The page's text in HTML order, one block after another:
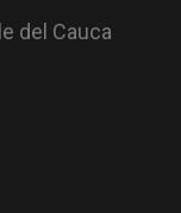
del Cauca